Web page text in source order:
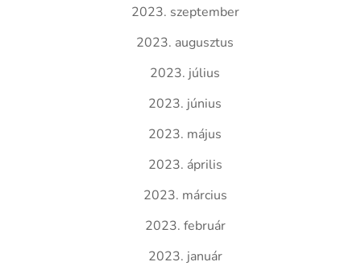
2023. szeptember
2023. augusztus
2023. július
2023. június
2023. május
2023. április
2023. március
2023. február
2023. január